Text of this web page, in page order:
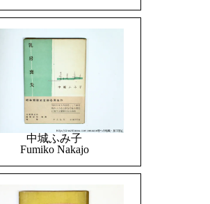
中城ふみ子
Fumiko Nakajo